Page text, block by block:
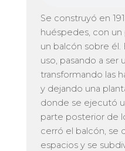
Se construyó en
huéspedes, con
un balcón sobre él.
uso, pasando a ser
transformando las
y dejando una
donde se ejecutó
parte posterior de
cerró el balcón, se
espacios y se